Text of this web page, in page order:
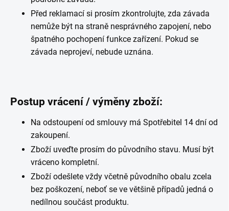
Před reklamací si prosím zkontrolujte, zda závada
nemůže být na straně nesprávného zapojení, nebo
špatného pochopení funkce zařízení. Pokud se
závada neprojeví, nebude uznána.
Postup vrácení / výměny zboží:
Na odstoupení od smlouvy má Spotřebitel 14 dní od
zakoupení.
Zboží uveďte prosím do původního stavu. Musí být
vráceno kompletní.
Zboží odešlete vždy včetně původního obalu zcela
bez poškození, neboť se ve většině případů jedná o
nedílnou součást produktu.